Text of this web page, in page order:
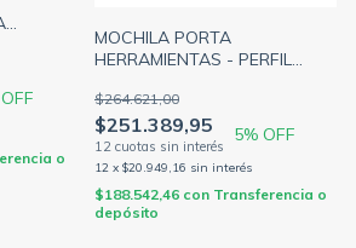
8422
o
MOCHILA PORTA
HERRAMIENTAS - PERFIL
MILWAUKEE 4822-8202
$251.389,95
$264.621,00
5% OFF
12 x $20.949,16 sin interés
$188.542,46 con Transferencia o
depósito